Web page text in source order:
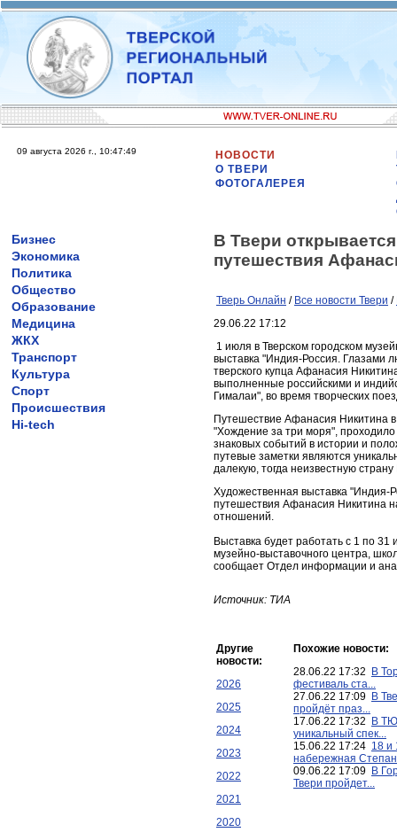
09 августа 2026 г., 10:47:49
НОВОСТИ
О ТВЕРИ
ФОТОГАЛЕРЕЯ
Бизнес
Экономика
Политика
Общество
Образование
Медицина
ЖКХ
Транспорт
Культура
Спорт
Происшествия
Hi-tech
В Твери
путешествия
Тверь Онлайн / Все новости Твери /
29.06.22 17:12
1 июля в Тверском городском
выставка "Индия-Россия. Глазами
тверского купца Афанасия
выполненные российскими и
Гималаи", во время творческих
Путешествие Афанасия Никитина в
"Хождение за три моря", проходило
знаковых событий в истории и
путевые заметки являются
далекую, тогда неизвестную
Художественная выставка "Индия-
путешествия Афанасия Никитина
отношений.
Выставка будет работать с 1 по 31
музейно-выставочного центра,
сообщает Отдел информации и
Источник: ТИА
Другие
новости:
2026
2025
2024
2023
2022
2021
2020
Похожие новости:
28.06.22 17:32
В
фестиваль ста...
27.06.22 17:09 В
пройдёт праз...
17.06.22 17:32
В
уникальный спек...
15.06.22 17:24 18 и
набережная
09.06.22 17:09 В
Твери пройдет...